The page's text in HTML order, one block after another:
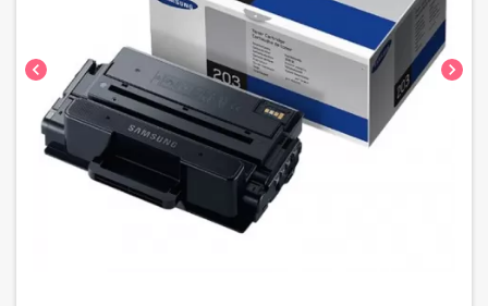
chevron_left chevron_right